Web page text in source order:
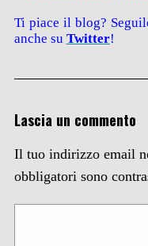
Ti piace il blog?
anche su Twitter!
Lascia un commento
Il tuo indirizzo email
obbligatori sono